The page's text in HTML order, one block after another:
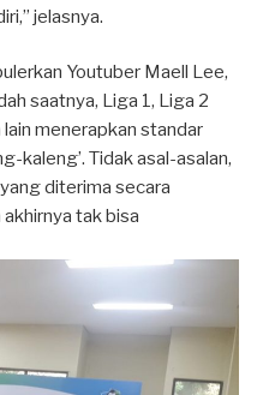
jelasnya.
Youtuber Maell Lee,
saatnya, Liga 1, Liga 2
menerapkan standar
kaleng’. Tidak asal-asalan,
diterima secara
tak bisa